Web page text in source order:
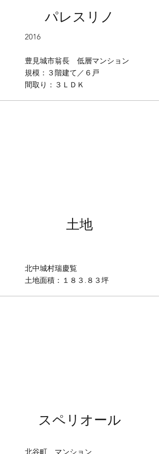
パレスリノ
​2016
​豊見城市翁長 低層マンション
規模：３階建て／６戸
間取り：３ＬＤＫ
土地
北中城村瑞慶覧
土地面積：１８３.８３坪
スペリオール
北谷町 マンション